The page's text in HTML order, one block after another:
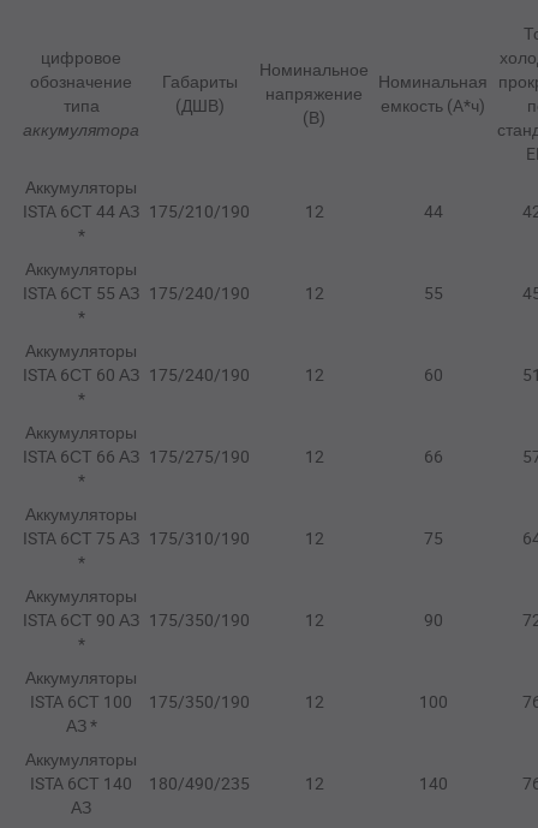
цифровое
обозначение
типа
аккумулятора
Габариты
(ДШВ)
Номинальное
напряжение
(В)
Номинальная
емкость (A*ч)
Аккумуляторы
ISTA 6СТ 44 АЗ
*
175/210/190 12 44
Аккумуляторы
ISTA 6СТ 55 АЗ
*
175/240/190 12 55
Аккумуляторы
ISTA 6СТ 60 АЗ
*
175/240/190 12 60
Аккумуляторы
ISTA 6СТ 66 АЗ
*
175/275/190 12 66
Аккумуляторы
ISTA 6СТ 75 АЗ
*
175/310/190 12 75
Аккумуляторы
ISTA 6СТ 90 АЗ
*
175/350/190 12 90
Аккумуляторы
ISTA 6СТ 100
АЗ *
175/350/190 12 100
Аккумуляторы
ISTA 6СТ 140
АЗ
180/490/235 12 140